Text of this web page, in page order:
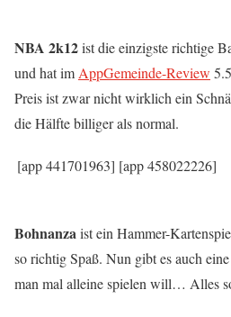
NBA 2k12ist die einzigste richtige
und hat im AppGemeinde-Review
Preis ist zwar nicht wirklich ein
die Hälfte billiger als normal.
[app 441701963] [app 458022226]
Bohnanzaist ein Hammer-
so richtig Spaß. Nun gibt es auch
man mal alleine spielen will… Alles